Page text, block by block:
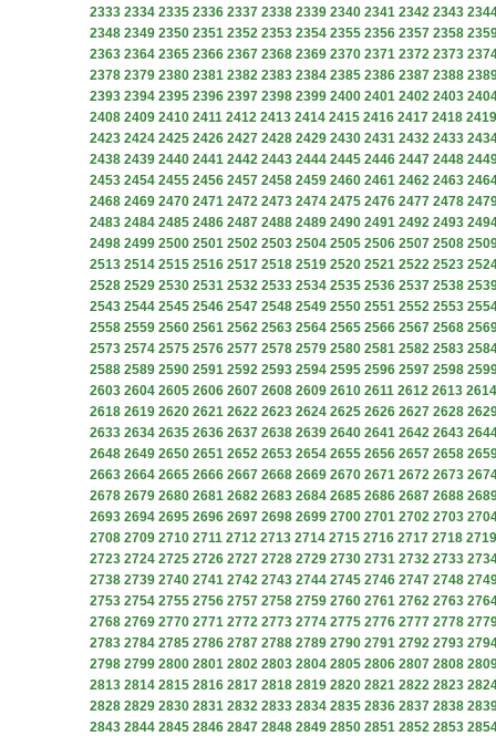
2333 2334 2335 2336 2337 2338 2339 2340 2341 2342 2343
2348 2349 2350 2351 2352 2353 2354 2355 2356 2357 2358
2363 2364 2365 2366 2367 2368 2369 2370 2371 2372 2373
2378 2379 2380 2381 2382 2383 2384 2385 2386 2387 2388
2393 2394 2395 2396 2397 2398 2399 2400 2401 2402 2403
2408 2409 2410 2411 2412 2413 2414 2415 2416 2417 2418 2419
2423 2424 2425 2426 2427 2428 2429 2430 2431 2432 2433
2438 2439 2440 2441 2442 2443 2444 2445 2446 2447 2448
2453 2454 2455 2456 2457 2458 2459 2460 2461 2462 2463
2468 2469 2470 2471 2472 2473 2474 2475 2476 2477 2478
2483 2484 2485 2486 2487 2488 2489 2490 2491 2492 2493
2498 2499 2500 2501 2502 2503 2504 2505 2506 2507 2508
2513 2514 2515 2516 2517 2518 2519 2520 2521 2522 2523
2528 2529 2530 2531 2532 2533 2534 2535 2536 2537 2538
2543 2544 2545 2546 2547 2548 2549 2550 2551 2552 2553
2558 2559 2560 2561 2562 2563 2564 2565 2566 2567 2568
2573 2574 2575 2576 2577 2578 2579 2580 2581 2582 2583
2588 2589 2590 2591 2592 2593 2594 2595 2596 2597 2598
2603 2604 2605 2606 2607 2608 2609 2610 2611 2612 2613 2614
2618 2619 2620 2621 2622 2623 2624 2625 2626 2627 2628
2633 2634 2635 2636 2637 2638 2639 2640 2641 2642 2643
2648 2649 2650 2651 2652 2653 2654 2655 2656 2657 2658
2663 2664 2665 2666 2667 2668 2669 2670 2671 2672 2673
2678 2679 2680 2681 2682 2683 2684 2685 2686 2687 2688
2693 2694 2695 2696 2697 2698 2699 2700 2701 2702 2703
2708 2709 2710 2711 2712 2713 2714 2715 2716 2717 2718 2719
2723 2724 2725 2726 2727 2728 2729 2730 2731 2732 2733
2738 2739 2740 2741 2742 2743 2744 2745 2746 2747 2748
2753 2754 2755 2756 2757 2758 2759 2760 2761 2762 2763
2768 2769 2770 2771 2772 2773 2774 2775 2776 2777 2778
2783 2784 2785 2786 2787 2788 2789 2790 2791 2792 2793
2798 2799 2800 2801 2802 2803 2804 2805 2806 2807 2808
2813 2814 2815 2816 2817 2818 2819 2820 2821 2822 2823
2828 2829 2830 2831 2832 2833 2834 2835 2836 2837 2838
2843 2844 2845 2846 2847 2848 2849 2850 2851 2852 2853